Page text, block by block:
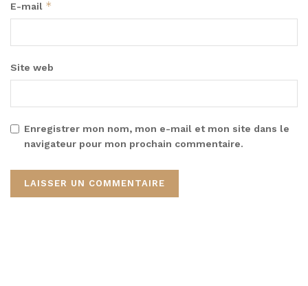
E-mail *
Site web
Enregistrer mon nom, mon e-mail et mon site dans le
navigateur pour mon prochain commentaire.